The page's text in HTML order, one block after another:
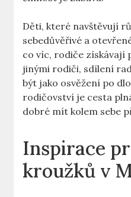
Děti, které navštěvují
sebedůvěřivé a
co víc, rodiče získávají
jinými rodiči, sdílení
být jako osvěžení po
rodičovství je cesta
dobré mít kolem sebe
Inspirace
kroužků v